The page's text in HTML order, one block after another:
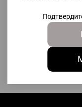
Совершить оплату Вы
Наличными.
Картой VISA/
По счету для